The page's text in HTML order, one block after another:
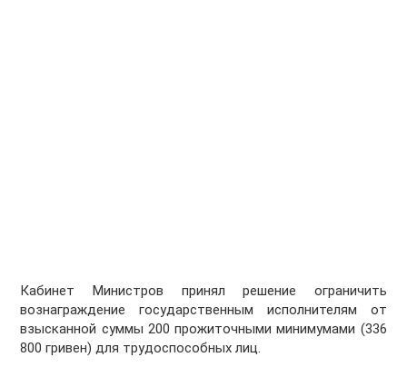
Кабинет Министров принял решение ограничить
вознаграждение государственным исполнителям от
взысканной суммы 200 прожиточными минимумами (336
800 гривен) для трудоспособных лиц.